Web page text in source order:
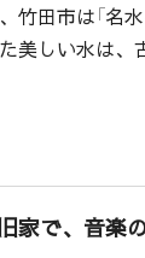
田市は「名
美しい水は
家で、音楽